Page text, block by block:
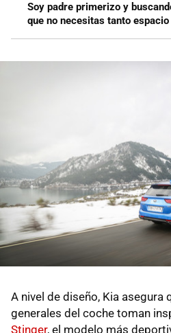
Soy padre primerizo y
que no necesitas tanto
A nivel de diseño, Kia asegura
generales del coche toman
Stinger, el modelo más